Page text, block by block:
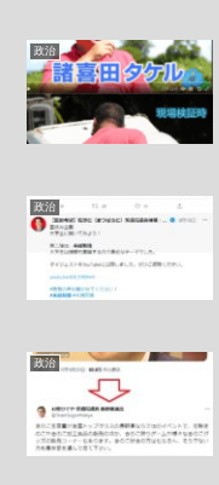
政治
政治
政治